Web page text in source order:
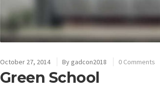
October 27, 2014 By gadcon2018 0 Comments
Green School